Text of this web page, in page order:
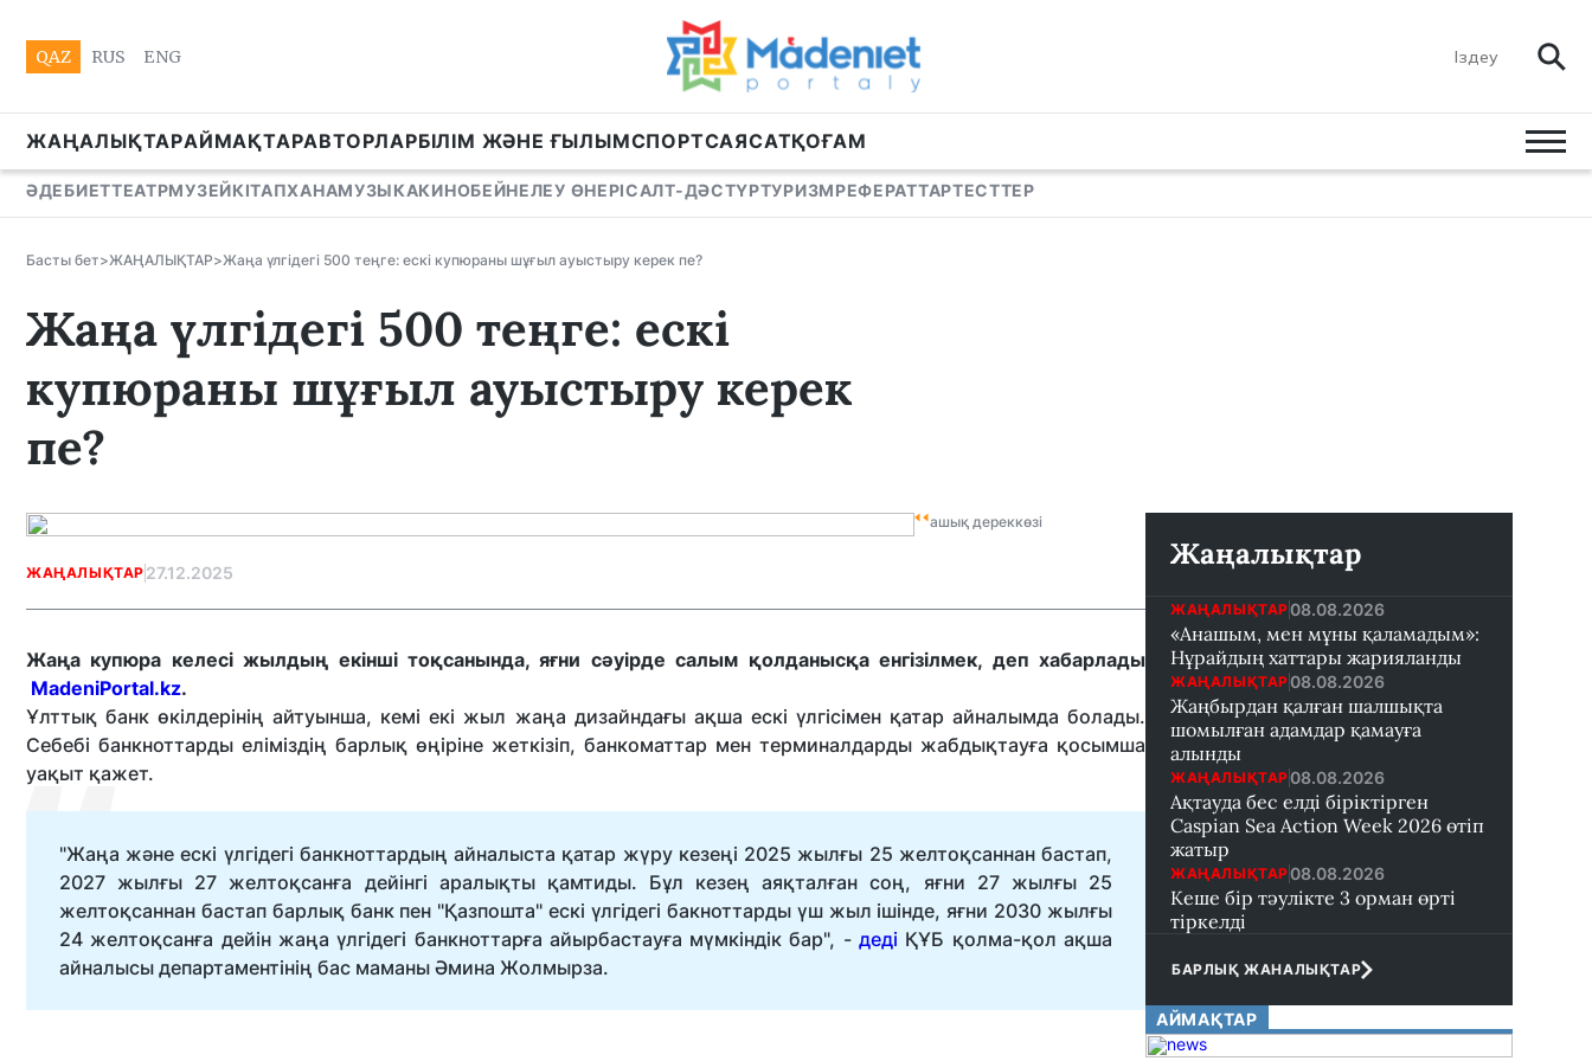
QAZ RUS ENG
ЖАҢАЛЫҚТАРАЙМАҚТАРАВТОРЛАРБІЛІМ ЖӘНЕ ҒЫЛЫМСПОРТСАЯСАТҚОҒАМ
ӘДЕБИЕТТЕАТРМУЗЕЙКІТАПХАНАМУЗЫКАКИНОБЕЙНЕЛЕУ ӨНЕРІСАЛТ-ДӘСТҮРТУРИЗМРЕФЕРАТТАРТЕСТТЕР
Басты бет>ЖАҢАЛЫҚТАР>Жаңа үлгідегі 500 теңге: ескі купюраны шұғыл ауыстыру керек пе?
Жаңа үлгідегі 500 теңге: ескі
купюраны шұғыл ауыстыру керек
пе?
ашық дереккөзі
ЖАҢАЛЫҚТАР 27.12.2025
Жаңа купюра келесі жылдың екінші тоқсанында, яғни сәуірде салым қолданысқа енгізілмек, деп хабарлады
MadeniPortal.kz.
Ұлттық банк өкілдерінің айтуынша, кемі екі жыл жаңа дизайндағы ақша ескі үлгісімен қатар айналымда болады.
Себебі банкноттарды еліміздің барлық өңіріне жеткізіп, банкоматтар мен терминалдарды жабдықтауға қосымша
уақыт қажет.
"Жаңа және ескі үлгідегі банкноттардың айналыста қатар жүру кезеңі 2025 жылғы 25 желтоқсаннан бастап,
2027 жылғы 27 желтоқсанға дейінгі аралықты қамтиды. Бұл кезең аяқталған соң, яғни 27 жылғы 25
желтоқсаннан бастап барлық банк пен "Қазпошта" ескі үлгідегі бакноттарды үш жыл ішінде, яғни 2030 жылғы
24 желтоқсанға дейін жаңа үлгідегі банкноттарға айырбастауға мүмкіндік бар", -деді ҚҰБ қолма-қол ақша
айналысы департаментінің бас маманы Әмина Жолмырза.
Жаңалықтар
ЖАҢАЛЫҚТАР 08.08.2026
«Анашым, мен мұны қаламадым»:
Нұрайдың хаттары жарияланды
ЖАҢАЛЫҚТАР 08.08.2026
Жаңбырдан қалған шалшықта
шомылған адамдар қамауға
алынды
ЖАҢАЛЫҚТАР 08.08.2026
Ақтауда бес елді біріктірген
Caspian Sea Action Week 2026 өтіп
жатыр
ЖАҢАЛЫҚТАР 08.08.2026
Кеше бір тәулікте 3 орман өрті
тіркелді
БАРЛЫҚ ЖАНАЛЫҚТАР
АЙМАҚТАР